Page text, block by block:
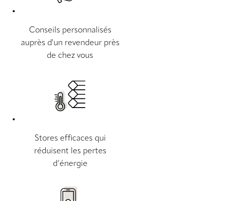
Conseils personnalisés
auprès d'un revendeur près
de chez vous
Stores efficaces qui
réduisent les pertes
d’énergie